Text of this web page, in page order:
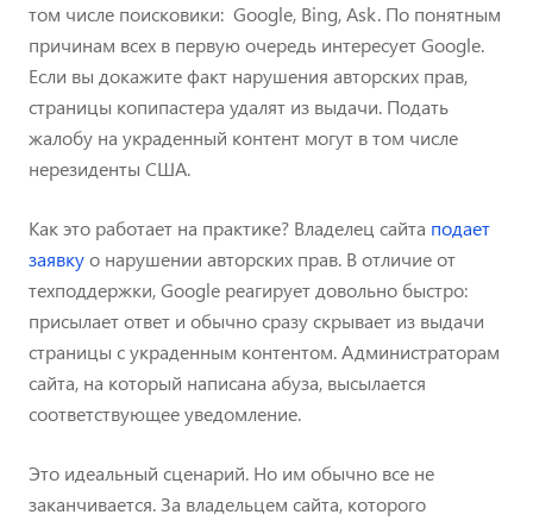
том числе поисковики: Google, Bing, Ask. По понятным
причинам всех в первую очередь интересует Google.
Если вы докажите факт нарушения авторских прав,
страницы копипастера удалят из выдачи. Подать
жалобу на украденный контент могут в том числе
нерезиденты США.
Как это работает на практике? Владелец сайта подает
заявкуо нарушении авторских прав. В отличие от
техподдержки, Google реагирует довольно быстро:
присылает ответ и обычно сразу скрывает из выдачи
страницы с украденным контентом. Администраторам
сайта, на который написана абуза, высылается
соответствующее уведомление.
Это идеальный сценарий. Но им обычно все не
заканчивается. За владельцем сайта, которого